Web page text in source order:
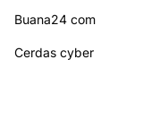
Buana24 com
Cerdas cyber